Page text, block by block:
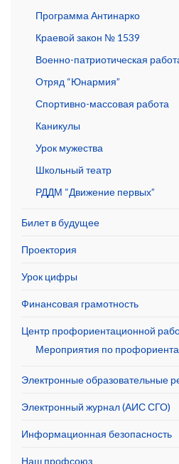
Программа Антинарко
Краевой закон № 1539
Военно-патриотическая
Отряд “Юнармия”
Спортивно-массовая работа
Каникулы
Урок мужества
Школьный театр
РДДМ “Движение первых”
Билет в будущее
Проектория
Урок цифры
Финансовая грамотность
Центр профориентационной
Мероприятия по
Электронные образовательные
Электронный журнал (АИС СГО)
Информационная безопасность
Наш профсоюз